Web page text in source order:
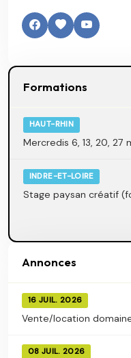
Formations
HAUT-RHIN
Mercredis 6, 13, 20, 27
INDRE-ET-LOIRE
Stage paysan créatif
Annonces
16 JUIL. 2026
Vente/location
08 JUIL. 2026